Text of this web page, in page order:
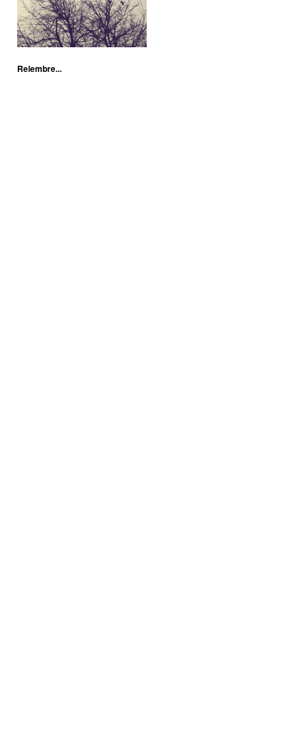
Relembre...